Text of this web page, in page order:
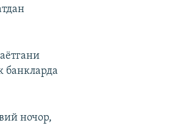
банкларда
ночор,